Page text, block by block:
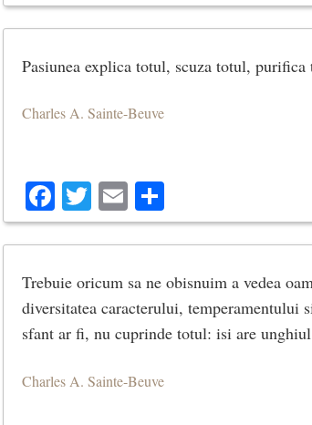
Pasiunea explica totul, scuza totul, purifica
Charles A. Sainte-Beuve
Facebook
Twitter
Email
Trebuie oricum sa ne obisnuim a vedea
diversitatea caracterului,
sfant ar fi, nu cuprinde totul: isi are
Charles A. Sainte-Beuve